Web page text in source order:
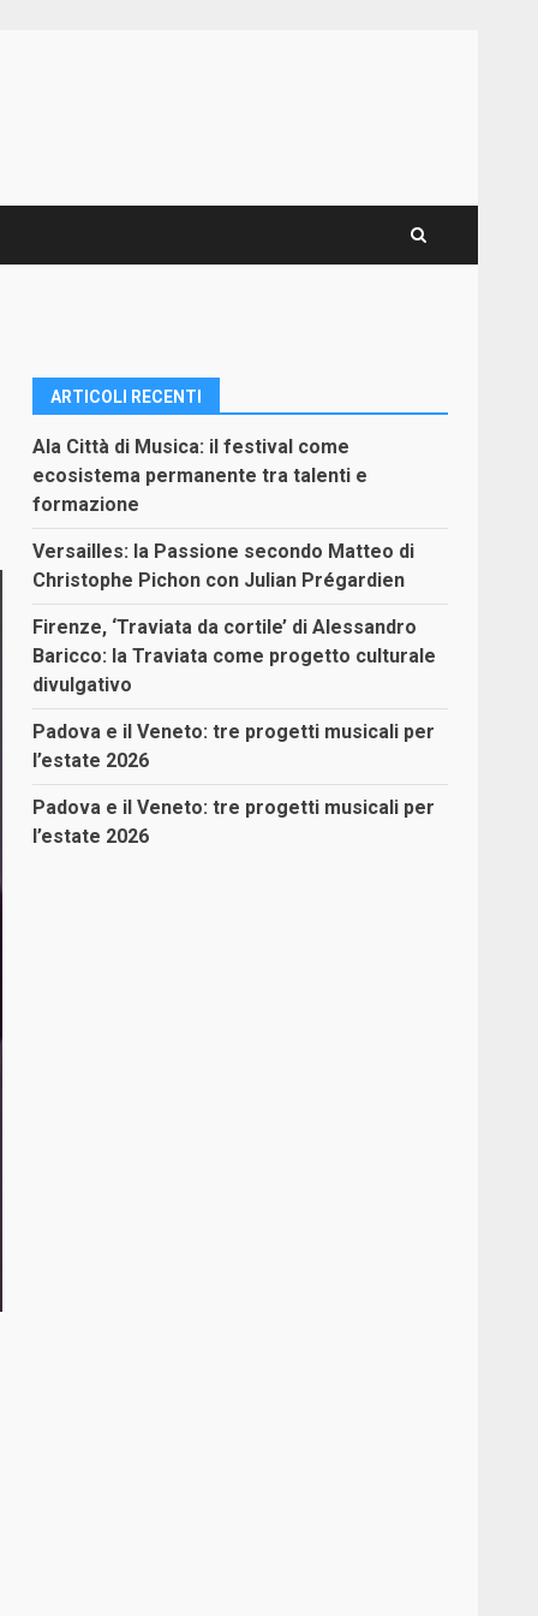
ARTICOLI RECENTI
Ala Città di Musica: il festival come
ecosistema permanente tra talenti e
formazione
Versailles: la Passione secondo Matteo di
Christophe Pichon con Julian Prégardien
Firenze, ‘Traviata da cortile’ di Alessandro
Baricco: la Traviata come progetto culturale
divulgativo
Padova e il Veneto: tre progetti musicali per
l’estate 2026
Padova e il Veneto: tre progetti musicali per
l’estate 2026